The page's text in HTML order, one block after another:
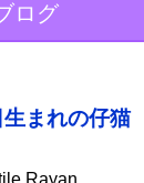
ログ
まれの仔猫